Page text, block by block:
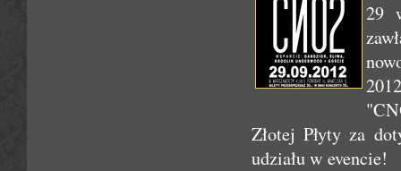
29
Złotej Płyty za
udziału w evencie!